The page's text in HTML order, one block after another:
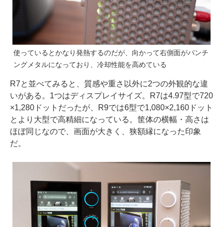
使っているとかなり発熱するのだが、向かって右側面がパンチ
ングメタルになっており、冷却性能を高めている
R7と並べてみると、質感や重さ以外に2つの外観的な違
いがある。1つはディスプレイサイズ。R7は4.97型で720
×1,280ドットだったが、R9では6型で1,080×2,160ドット
とより大型で高精細になっている。筐体の横幅・高さは
ほぼ同じなので、画面が大きく、狭額縁になった印象
だ。